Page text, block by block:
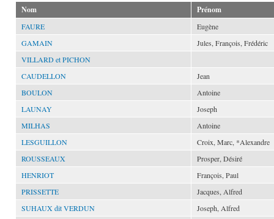
Nom Prénom
FAURE
Eugène
GAMAIN
Jules, François, Frédéric
VILLARD et PICHON
CAUDELLON
Jean
BOULON
Antoine
LAUNAY
Joseph
MILHAS
Antoine
LESGUILLON
Croix, Marc, *Alexandre
ROUSSEAUX
Prosper, Désiré
HENRIOT
François, Paul
PRISSETTE
Jacques, Alfred
SUHAUX dit VERDUN
Joseph, Alfred